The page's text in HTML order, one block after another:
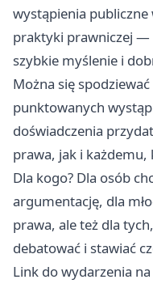
wystąpienia
praktyki prawniczej
szybkie myślenie i
Można się
punktowanych
doświadczenia
prawa, jak i
Dla kogo? Dla osób
argumentację, dla
prawa, ale też dla
debatować i stawiać
Link do wydarzenia